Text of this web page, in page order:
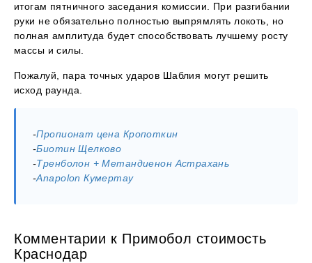
итогам пятничного заседания комиссии. При разгибании
руки не обязательно полностью выпрямлять локоть, но
полная амплитуда будет способствовать лучшему росту
массы и силы.
Пожалуй, пара точных ударов Шаблия могут решить
исход раунда.
-Пропионат цена Кропоткин
-Биотин Щелково
-Тренболон + Метандиенон Астрахань
-Anapolon Кумертау
Комментарии к Примобол стоимость
Краснодар